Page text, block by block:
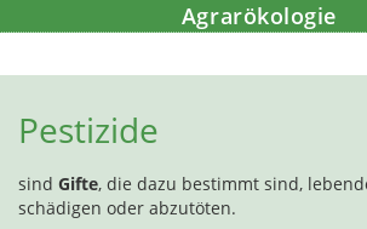
Agrarökologie
Pestizide
sind Gifte, die dazu bestimmt sind,
schädigen oder abzutöten.